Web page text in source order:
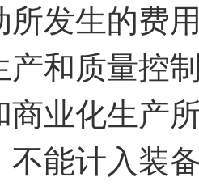
所发生的费
产和质量控
商业化生产
不能计入装